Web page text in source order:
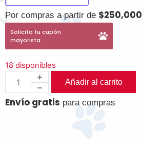
Por compras a partir de $250,000
Solicita tu cupón
mayorista
18 disponibles
Añadir al carrito
Envío gratis para compras